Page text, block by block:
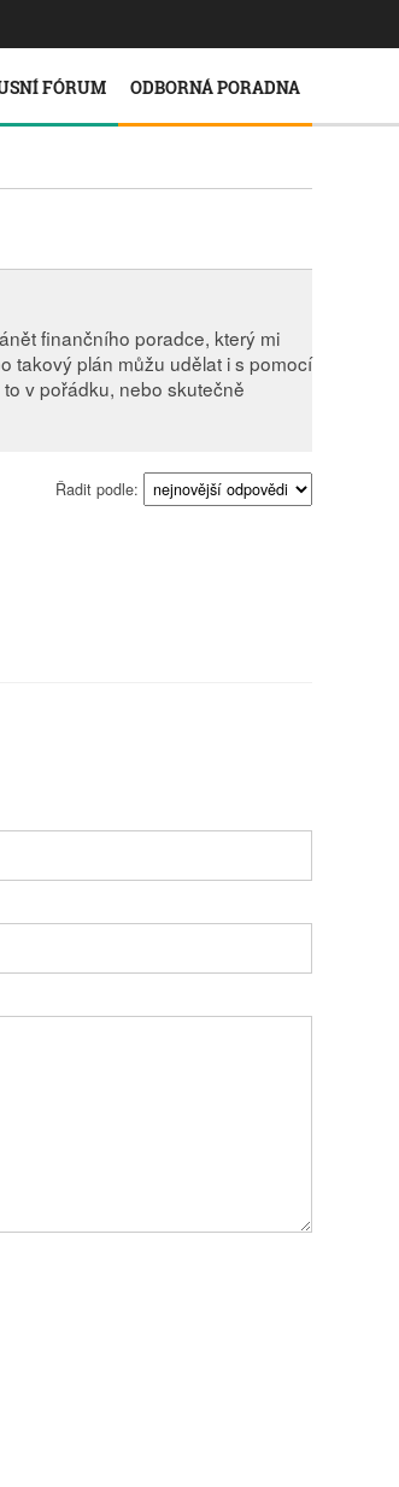
FÓRUM ODBORNÁ PORADNA
finančního poradce, který mi
takový plán můžu udělat i s pomocí
v pořádku, nebo skutečně
Řadit podle: